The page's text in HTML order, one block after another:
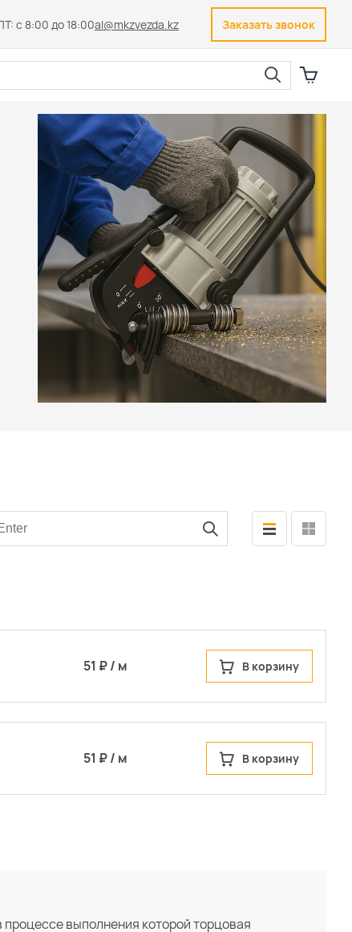
с 8:00 до 18:00al@mkzvezda.kz Заказать звонок
51 ₽ / м В корзину
51 ₽ / м В корзину
выполнения которой торцовая